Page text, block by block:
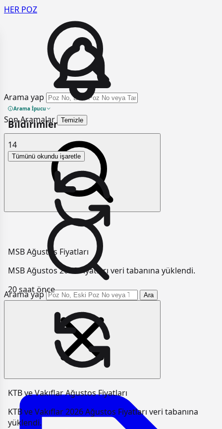
HER POZ
Arama yap
Arama İpucu
Son Aramalar Temizle
Arama yap Ara
Bildirimler
14
Tümünü okundu işaretle
MSB Ağustos Fiyatları
MSB Ağustos 2026 Fiyatları veri tabanına yüklendi.
20 saat önce
KTB ve Vakıflar Ağustos Fiyatları
KTB ve Vakıflar 2026 Ağustos Fiyatları veri tabanına
yüklendi.